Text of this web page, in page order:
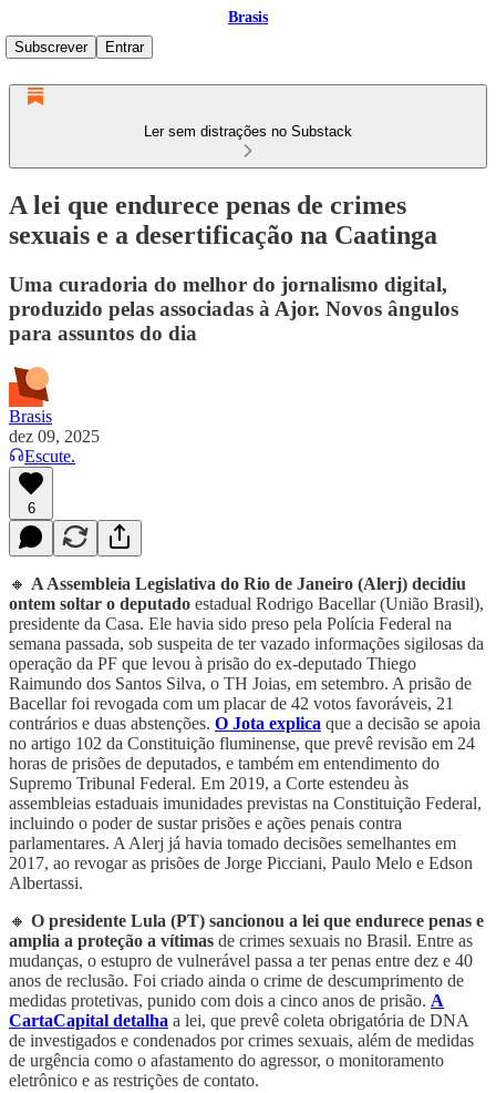
Brasis
Subscrever
Entrar
Ler sem distrações no Substack
A lei que endurece penas de crimes
sexuais e a desertificação na Caatinga
Uma curadoria do melhor do jornalismo digital,
produzido pelas associadas à Ajor. Novos ângulos
para assuntos do dia
Brasis
dez 09, 2025
Escute.
6
🔸 A Assembleia Legislativa do Rio de Janeiro (Alerj) decidiu
ontem soltar o deputado estadual Rodrigo Bacellar (União Brasil),
presidente da Casa. Ele havia sido preso pela Polícia Federal na
semana passada, sob suspeita de ter vazado informações sigilosas da
operação da PF que levou à prisão do ex-deputado Thiego
Raimundo dos Santos Silva, o TH Joias, em setembro. A prisão de
Bacellar foi revogada com um placar de 42 votos favoráveis, 21
contrários e duas abstenções. O Jota explica que a decisão se apoia
no artigo 102 da Constituição fluminense, que prevê revisão em 24
horas de prisões de deputados, e também em entendimento do
Supremo Tribunal Federal. Em 2019, a Corte estendeu às
assembleias estaduais imunidades previstas na Constituição Federal,
incluindo o poder de sustar prisões e ações penais contra
parlamentares. A Alerj já havia tomado decisões semelhantes em
2017, ao revogar as prisões de Jorge Picciani, Paulo Melo e Edson
Albertassi.
🔸 O presidente Lula (PT) sancionou a lei que endurece penas e
amplia a proteção a vítimas de crimes sexuais no Brasil. Entre as
mudanças, o estupro de vulnerável passa a ter penas entre dez e 40
anos de reclusão. Foi criado ainda o crime de descumprimento de
medidas protetivas, punido com dois a cinco anos de prisão. A
CartaCapital detalha a lei, que prevê coleta obrigatória de DNA
de investigados e condenados por crimes sexuais, além de medidas
de urgência como o afastamento do agressor, o monitoramento
eletrônico e as restrições de contato.